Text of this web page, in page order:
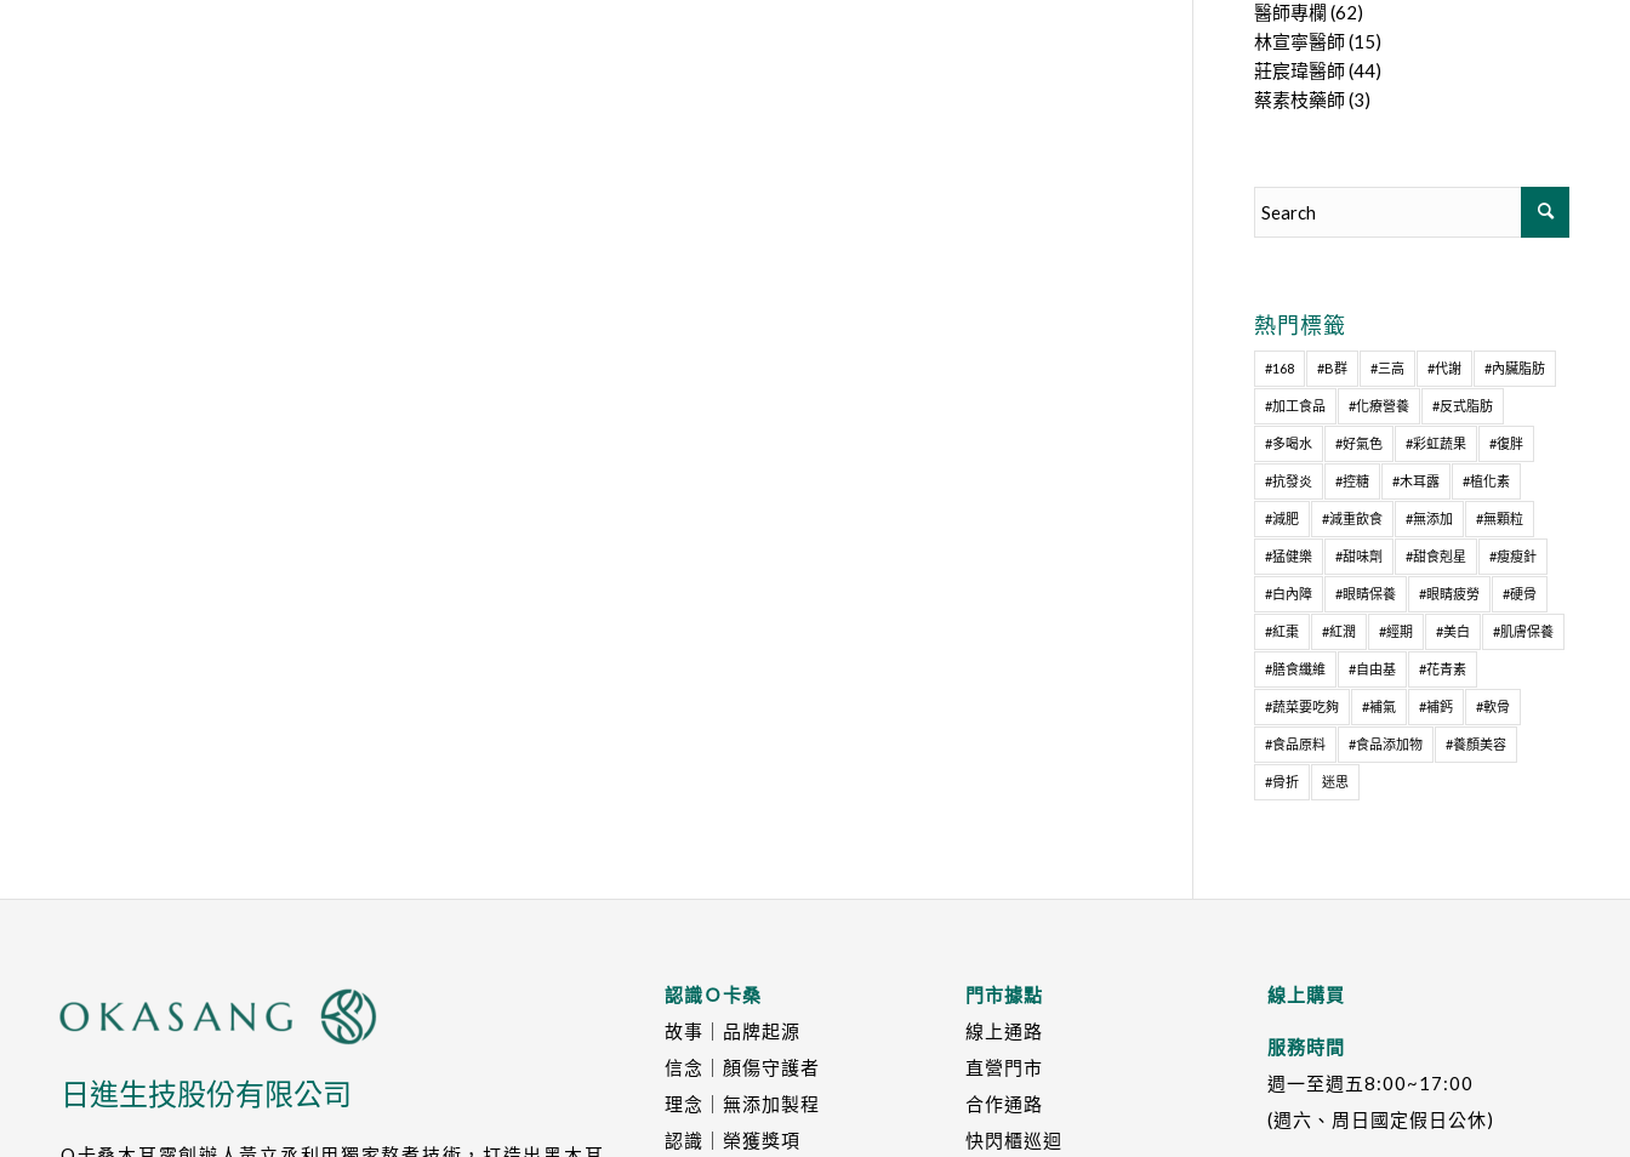
醫師專欄 (62)
林宣寧醫師(15)
莊宸瑋醫師(44)
蔡素枝藥師(3)
熱門標籤
#168 #B群 #三高 #代謝 #內臟脂肪
#加工食品 #化療營養 #反式脂肪
#多喝水 #好氣色 #彩虹蔬果 #復胖
#抗發炎 #控糖 #木耳露 #植化素
#減肥 #減重飲食 #無添加 #無顆粒
#猛健樂 #甜味劑 #甜食剋星 #瘦瘦針
#白內障 #眼睛保養 #眼睛疲勞 #硬骨
#紅棗 #紅潤 #經期 #美白 #肌膚保養
#膳食纖維 #自由基 #花青素
#蔬菜要吃夠 #補氣 #補鈣 #軟骨
#食品原料 #食品添加物 #養顏美容
#骨折 迷思
日進生技股份有限公司
認識Ｏ卡桑
故事｜品牌起源
信念｜顏傷守護者
理念｜無添加製程
認識｜榮獲獎項
門市據點
線上通路
直營門市
合作通路
快閃櫃巡迴
線上購買
服務時間
週一至週五8:00~17:00
(週六、周日國定假日公休)